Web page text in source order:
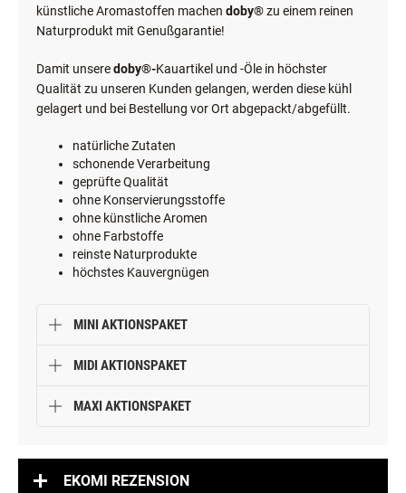
künstliche Aromastoffen machen doby®zu einem reinen
Naturprodukt mit Genußgarantie!
Damit unseredoby®-Kauartikel und -Öle in höchster
Qualität zu unseren Kunden gelangen, werden diese kühl
gelagert und bei Bestellung vor Ort abgepackt/abgefüllt.
natürliche Zutaten
schonende Verarbeitung
geprüfte Qualität
ohne Konservierungsstoffe
ohne künstliche Aromen
ohne Farbstoffe
reinste Naturprodukte
höchstes Kauvergnügen
MINI AKTIONSPAKET
MIDI AKTIONSPAKET
MAXI AKTIONSPAKET
EKOMI REZENSION